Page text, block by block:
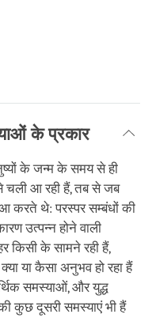
के प्रकार
के जन्म के समय से ही
चली आ रही हैं, तब से जब
करते थे: परस्पर सम्बंधों की
उत्पन्न होने वाली
किसी के सामने रही हैं,
या कैसा अनुभव हो रहा हैं
समस्याओं, और युद्ध
कुछ दूसरी समस्याएं भी हैं